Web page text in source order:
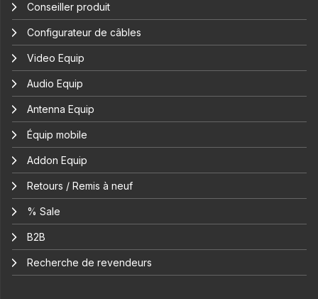
Conseiller produit
Configurateur de câbles
Video Equip
Audio Equip
Antenna Equip
Équip mobile
Addon Equip
Retours / Remis à neuf
% Sale
B2B
Recherche de revendeurs